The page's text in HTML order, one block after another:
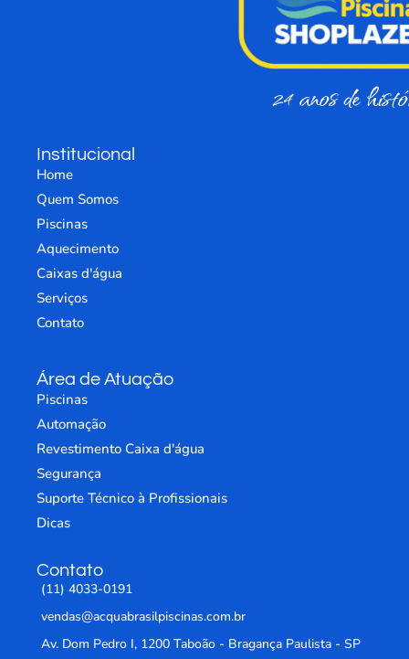
24 anos de
Institucional
Home
Quem Somos
Piscinas
Aquecimento
Caixas d'água
Serviços
Contato
Área de Atuação
Piscinas
Automação
Revestimento Caixa d'água
Segurança
Suporte Técnico à Profissionais
Dicas
Contato
(11) 4033-0191
vendas@acquabrasilpiscinas.com.br
Av. Dom Pedro I, 1200 Taboão - Bragança Paulista - SP